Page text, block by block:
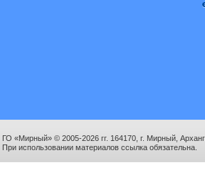
ГО «Мирный» © 2005-2026 гг. 164170, г. Мирный,
При использовании материалов ссылка обязательна.